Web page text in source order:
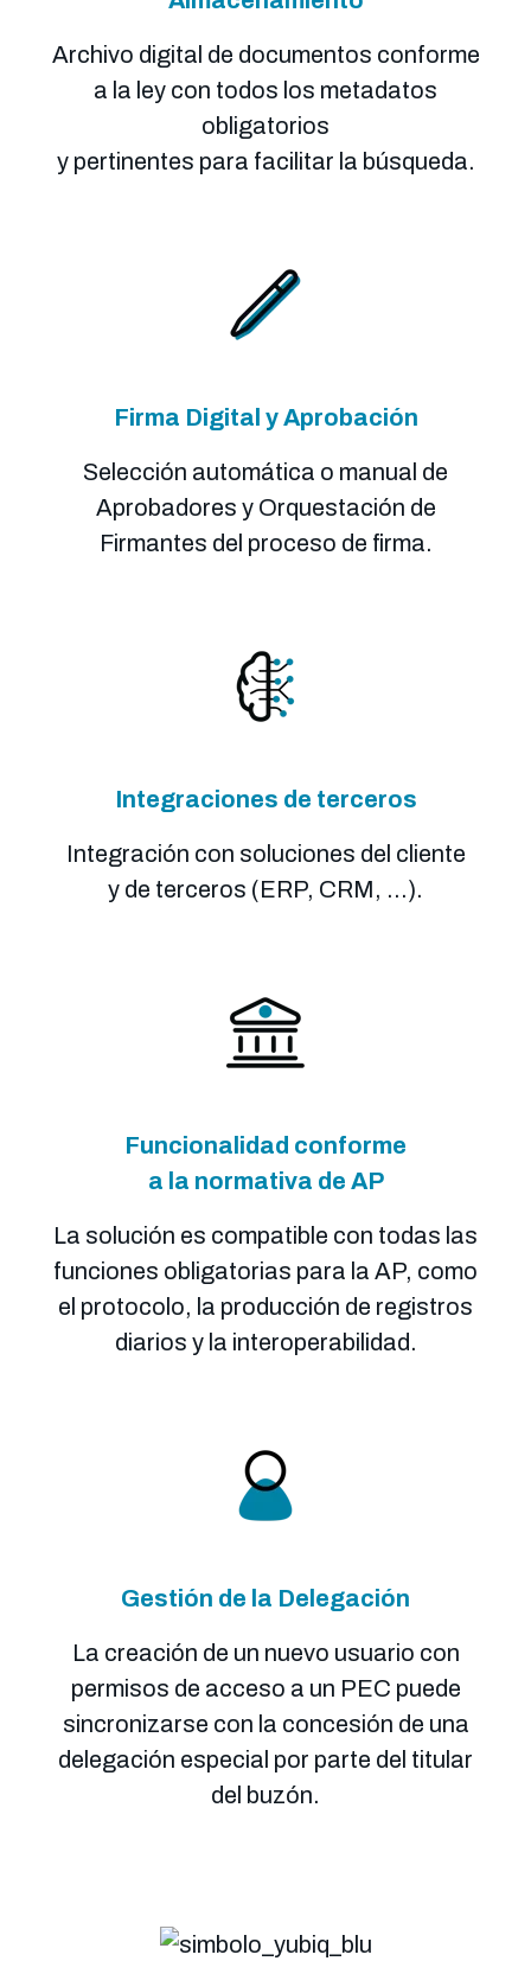
Archivo digital de documentos conforme
a la ley con todos los metadatos
obligatorios
y pertinentes para facilitar la búsqueda.
Firma Digital y Aprobación
Selección automática o manual de
Aprobadores y Orquestación de
Firmantes del proceso de firma.
Integraciones de terceros
Integración con soluciones del cliente
y de terceros (ERP, CRM, ...).
Funcionalidad conforme
a la normativa de AP
La solución es compatible con todas las
funciones obligatorias para la AP, como
el protocolo, la producción de registros
diarios y la interoperabilidad.
Gestión de la Delegación
La creación de un nuevo usuario con
permisos de acceso a un PEC puede
sincronizarse con la concesión de una
delegación especial por parte del titular
del buzón.